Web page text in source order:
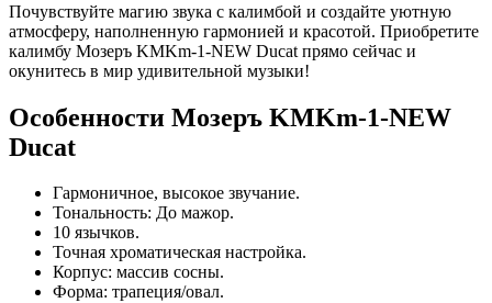
Почувствуйте магию звука с калимбой и создайте уютную
атмосферу, наполненную гармонией и красотой. Приобретите
калимбу Мозеръ KMKm-1-NEW Ducat прямо сейчас и
окунитесь в мир удивительной музыки!
Особенности Мозеръ KMKm-1-NEW
Ducat
Гармоничное, высокое звучание.
Тональность: До мажор.
10 язычков.
Точная хроматическая настройка.
Корпус: массив сосны.
Форма: трапеция/овал.